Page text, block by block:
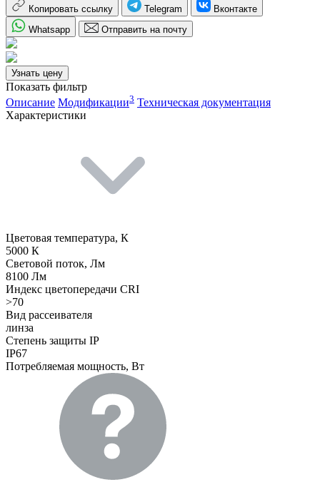
Копировать ссылку Telegram
Вконтакте
Whatsapp
Отправить на почту
Узнать цену
Показать фильтр
Описание Модификации3 Техническая документация
Характеристики
Цветовая температура, К
5000 К
Световой поток, Лм
8100 Лм
Индекс цветопередачи CRI
>70
Вид рассеивателя
линза
Степень защиты IP
IP67
Потребляемая мощность, Вт